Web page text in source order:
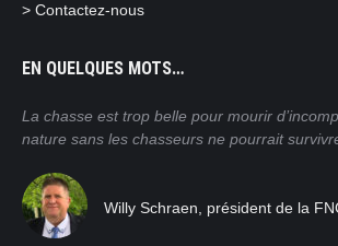
> Contactez-nous
EN QUELQUES MOTS…
La chasse est trop belle pour mourir
nature sans les chasseurs ne pourrait
Willy Schraen, président de la